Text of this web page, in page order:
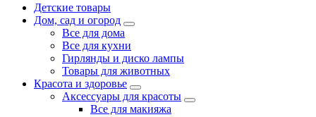
Детские товары
Дом, сад и огород
Все для дома
Все для кухни
Гирлянды и диско лампы
Товары для животных
Красота и здоровье
Аксессуары для красоты
Все для макияжа